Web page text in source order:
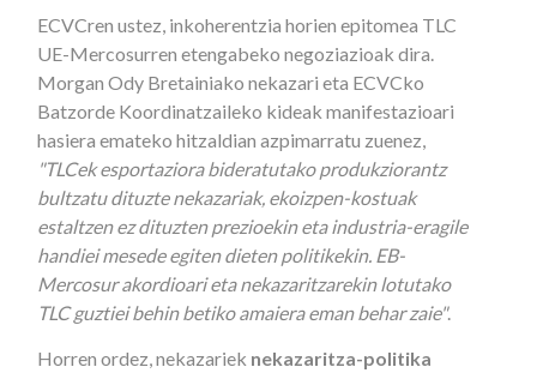
ECVCren ustez, inkoherentzia horien epitomea TLC
UE-Mercosurren etengabeko negoziazioak dira.
Morgan Ody Bretainiako nekazari eta ECVCko
Batzorde Koordinatzaileko kideak manifestazioari
hasiera emateko hitzaldian azpimarratu zuenez,
"TLCek esportaziora bideratutako produkziorantz
bultzatu dituzte nekazariak, ekoizpen-kostuak
estaltzen ez dituzten prezioekin eta industria-eragile
handiei mesede egiten dieten politikekin. EB-
Mercosur akordioari eta nekazaritzarekin lotutako
TLC guztiei behin betiko amaiera eman behar zaie".
Horren ordez, nekazariek nekazaritza-politika